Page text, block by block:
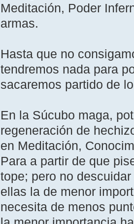
Meditación, Poder
armas.
Hasta que no
tendremos nada para
sacaremos partido de
En la Súcubo maga,
regeneración de
en Meditación,
Para a partir de que
tope; pero no
ellas la de menor
necesita de menos